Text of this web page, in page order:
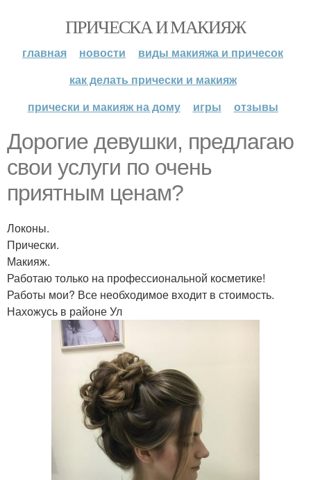
ПРИЧЕСКА И МАКИЯЖ
главная новости
виды макияжа и причесок
как делать прически и макияж
прически и макияж на дому
игры отзывы
Дорогие девушки, предлагаю
свои услуги по очень
приятным ценам?
Локоны.
Прически.
Макияж.
Работаю только на профессиональной косметике!
Работы мои? Все необходимое входит в стоимость.
Нахожусь в районе Ул